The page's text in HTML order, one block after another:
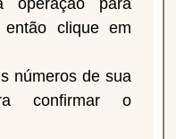
operação para
clique em
números de sua
confirmar o